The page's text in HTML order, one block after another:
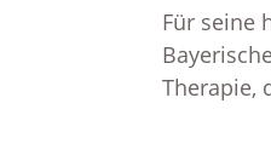
Für seine
Therapie,